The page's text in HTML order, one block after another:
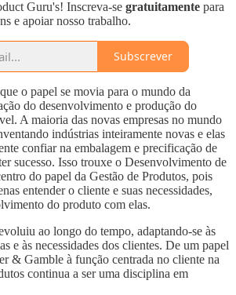
Guru's! Inscreva-se gratuitamente para
e apoiar nosso trabalho.
Subscrever
o papel se movia para o mundo da
do desenvolvimento e produção do
A maioria das novas empresas no mundo
indústrias inteiramente novas e elas
confiar na embalagem e precificação de
sucesso. Isso trouxe o Desenvolvimento de
do papel da Gestão de Produtos, pois
entender o cliente e suas necessidades,
do produto com elas.
ao longo do tempo, adaptando-se às
e às necessidades dos clientes. De um papel
& Gamble à função centrada no cliente na
continua a ser uma disciplina em